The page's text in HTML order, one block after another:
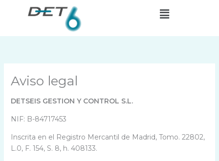
Menú
Aviso legal
DETSEIS GESTION Y CONTROL S.L.
NIF: B-84717453
Inscrita en el Registro Mercantil de Madrid, Tomo. 22802,
L.0, F. 154, S. 8, h. 408133.